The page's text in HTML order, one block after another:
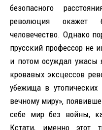
безопасного
революция окажет
человечество. Однако
прусский профессор не
и потом осуждал ужасы
кровавых эксцессов
убежища в
вечному миру»,
себе мир без войны,
Кстати, именно этот